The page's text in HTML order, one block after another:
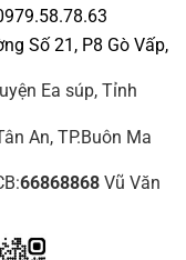
phẩm
Số 21, P8 Gò Vấp,
Ea súp, Tỉnh
An, TP.Buôn Ma
66868868Vũ Văn